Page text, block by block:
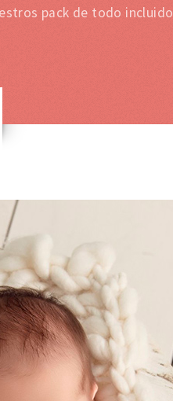
pack de todo incluido